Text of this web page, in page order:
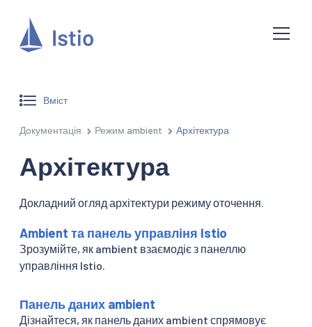
Вміст
Документація Режим ambient Архітектура
Архітектура
Докладний огляд архітектури режиму оточення.
Ambient та панель управліня Istio
Зрозумійте, як ambient взаємодіє з панеллю
управління Istio.
Панель даних ambient
Дізнайтеся, як панель даних ambient спрямовує